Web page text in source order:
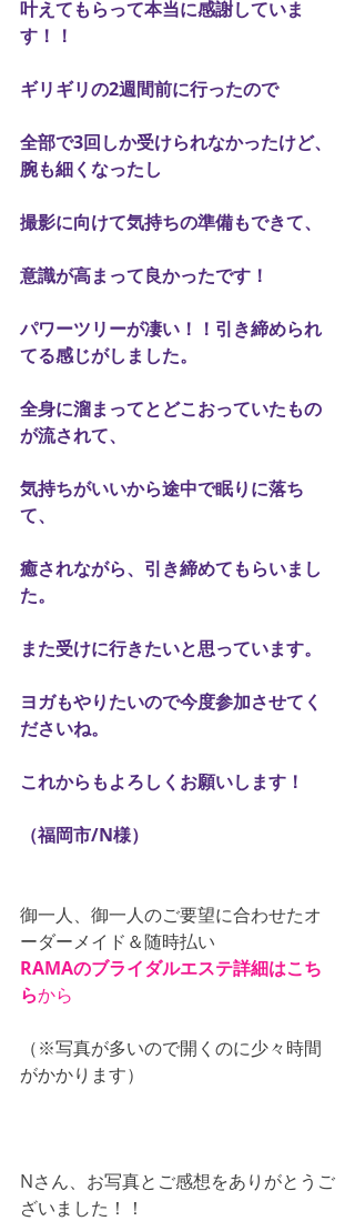
叶えてもらって本当に感謝していま
す！！
ギリギリの2週間前に行ったので
全部で3回しか受けられなかったけど、
腕も細くなったし
撮影に向けて気持ちの準備もできて、
意識が高まって良かったです！
パワーツリーが凄い！！引き締められ
てる感じがしました。
全身に溜まってとどこおっていたもの
が流されて、
気持ちがいいから途中で眠りに落ち
て、
癒されながら、引き締めてもらいまし
た。
また受けに行きたいと思っています。
ヨガもやりたいので今度参加させてく
ださいね。
これからもよろしくお願いします！
（福岡市/N様）
御一人、御一人のご要望に合わせたオ
ーダーメイド＆随時払い
RAMAのブライダルエステ詳細はこち
らから
（※写真が多いので開くのに少々時間
がかかります）
Nさん、お写真とご感想をありがとうご
ざいました！！